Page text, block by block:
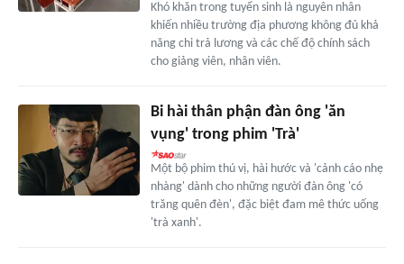
Khó khăn trong tuyển sinh là nguyên nhân
khiến nhiều trường địa phương không đủ khả
năng chi trả lương và các chế độ chính sách
cho giảng viên, nhân viên.
Bi hài thân phận đàn ông 'ăn
vụng' trong phim 'Trà'
Một bộ phim thú vị, hài hước và 'cảnh cáo nhẹ
nhàng' dành cho những người đàn ông 'có
trăng quên đèn', đặc biệt đam mê thức uống
'trà xanh'.